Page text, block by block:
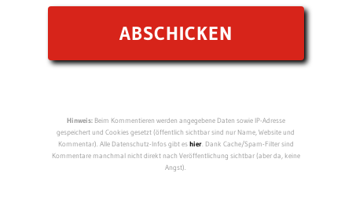
Hinweis:Beim Kommentieren werden angegebene Daten sowie IP-Adresse
gespeichert und Cookies gesetzt (öffentlich sichtbar sind nur Name, Website und
Kommentar). Alle Datenschutz-Infos gibt eshier. Dank Cache/Spam-Filter sind
Kommentare manchmal nicht direkt nach Veröffentlichung sichtbar (aber da, keine
Angst).